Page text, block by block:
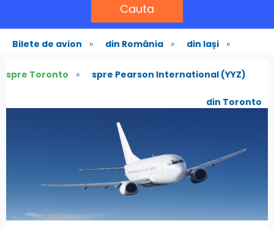
Cauta
Bilete de avion » din România » din Iași »
spre Toronto » spre Pearson International (YYZ)
din Toronto